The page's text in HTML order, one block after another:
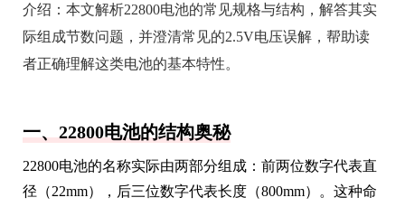
介绍： 本文解析22800电池的常见规格与结构，解答其实
际组成节数问题，并澄清常见的2.5V电压误解，帮助读
者正确理解这类电池的基本特性。
一、22800电池的结构奥秘
22800电池的名称实际由两部分组成：前两位数字代表直
径（22mm），后三位数字代表长度（800mm）。这种命